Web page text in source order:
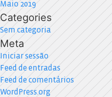
Maio 2019
Categories
Sem categoria
Meta
Iniciar sessão
Feed de entradas
Feed de comentários
WordPress.org